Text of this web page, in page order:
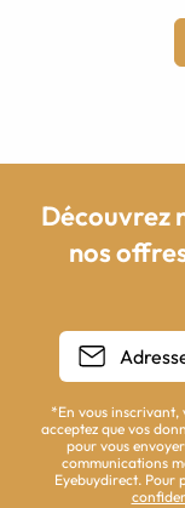
Découvrez
nos
*En vous inscrivant,
acceptez que vos
pour vous
communications
Eyebuydirect. Pour